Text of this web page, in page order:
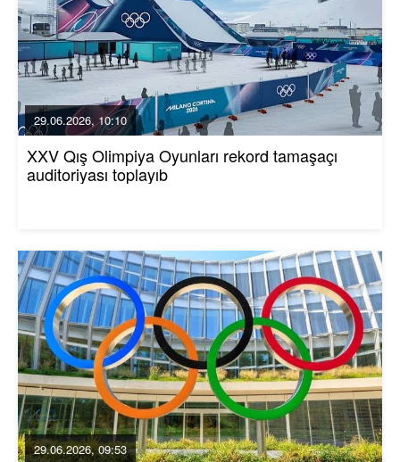
29.06.2026, 10:10
XXV Qış Olimpiya Oyunları rekord tamaşaçı
auditoriyası toplayıb
29.06.2026, 09:53